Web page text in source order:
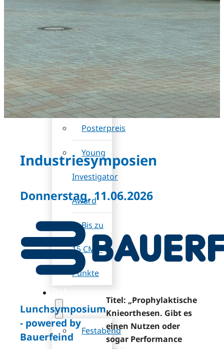
Sessions
und
Workshops
Referentenübersicht
Ehrengäste
Posterpreis
Young
Investigator
Award
Bis zu
15 CME-
Punkte
Rahmenprogramm
Festabend
Industriesymposien
Donnerstag, 11.06.2026
Lunchsymposium
- powered by
Bauerfeind
Titel: „Prophylaktische
Knieorthesen. Gibt es
einen Nutzen oder
sogar Performance